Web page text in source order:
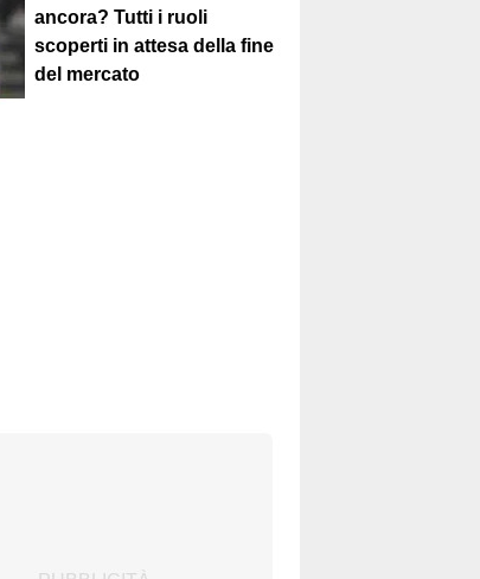
ancora? Tutti i ruoli
scoperti in attesa della fine
del mercato